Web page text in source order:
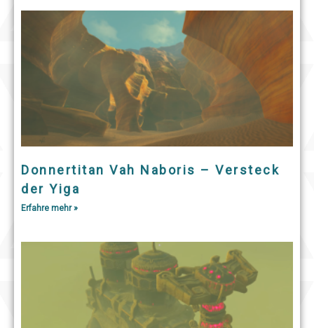
Donnertitan Vah Naboris – Versteck
der Yiga
Erfahre mehr »